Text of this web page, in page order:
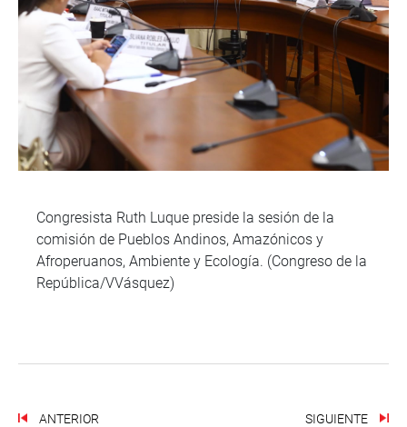
Congresista Ruth Luque preside la sesión de la
comisión de Pueblos Andinos, Amazónicos y
Afroperuanos, Ambiente y Ecología. (Congreso de la
República/VVásquez)
ANTERIOR SIGUIENTE